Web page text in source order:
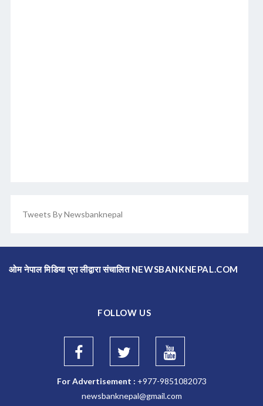
Tweets By Newsbanknepal
ओम नेपाल मिडिया प्रा लीद्वारा संचालित NEWSBANKNEPAL.COM
FOLLOW US
For Advertisement : +977-9851082073
newsbanknepal@gmail.com